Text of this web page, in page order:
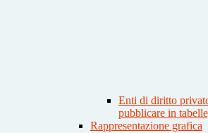
Enti di diritto
pubblicare in
Rappresentazione grafica